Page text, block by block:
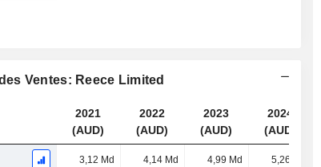
Ventes: Reece Limited
2021
(AUD)
2022
(AUD)
2023
(AUD)
2024
(AUD)
3,12 Md 4,14 Md 4,99 Md 5,26 Md